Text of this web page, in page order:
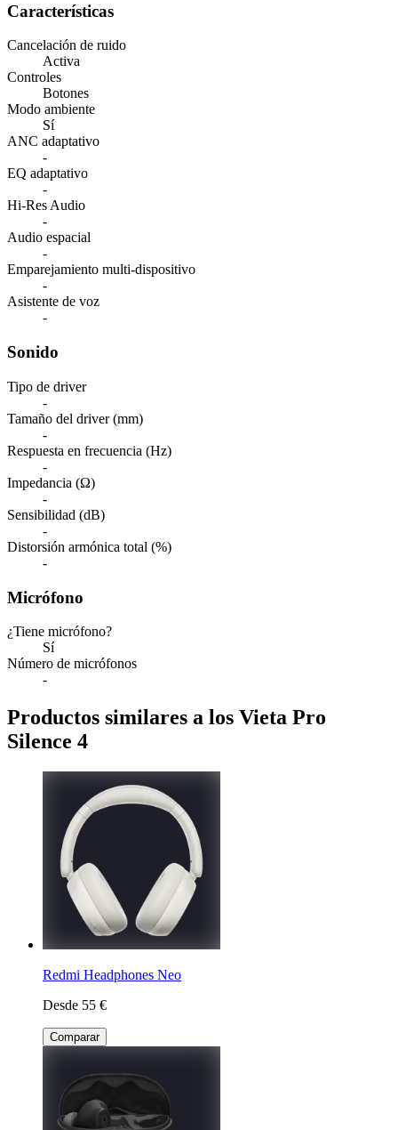
Características
Cancelación de ruido
Activa
Controles
Botones
Modo ambiente
Sí
ANC adaptativo
-
EQ adaptativo
-
Hi-Res Audio
-
Audio espacial
-
Emparejamiento multi-dispositivo
-
Asistente de voz
-
Sonido
Tipo de driver
-
Tamaño del driver (mm)
-
Respuesta en frecuencia (Hz)
-
Impedancia (Ω)
-
Sensibilidad (dB)
-
Distorsión armónica total (%)
-
Micrófono
¿Tiene micrófono?
Sí
Número de micrófonos
-
Productos similares a los Vieta Pro
Silence 4
Redmi Headphones Neo
Desde 55 €
Comparar